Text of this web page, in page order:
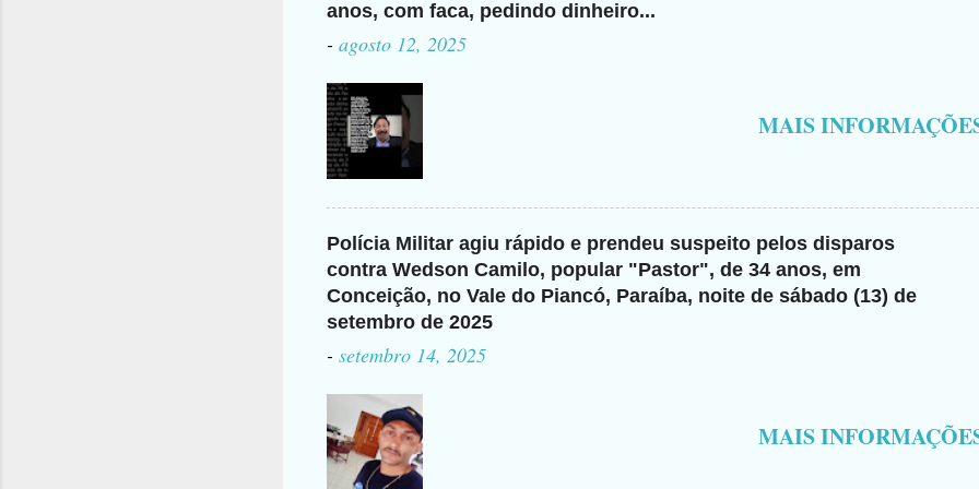
anos, com faca, pedindo dinheiro...
- agosto 12, 2025
MAIS
Polícia Militar agiu rápido e prendeu suspeito pelos disparos
contra Wedson Camilo, popular "Pastor", de 34 anos, em
Conceição, no Vale do Piancó, Paraíba, noite de sábado (13) de
setembro de 2025
- setembro 14, 2025
MAIS